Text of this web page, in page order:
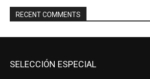
RECENT COMMENTS
SELECCIÓN ESPECIAL